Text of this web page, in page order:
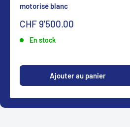
motorisé blanc
Sonderpreis
CHF 9'500.00
En stock
Ajouter au panier